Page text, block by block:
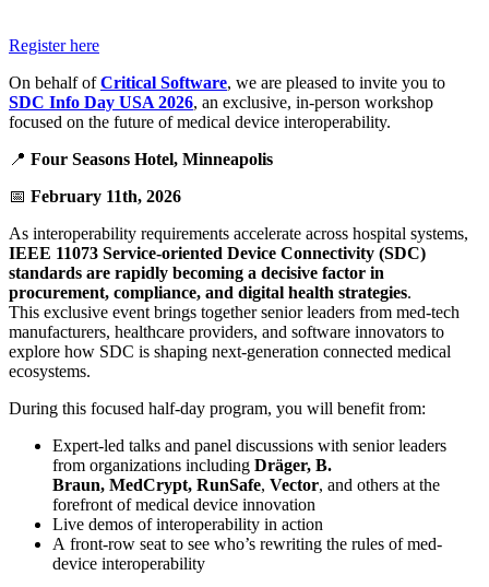
Register here
On behalf ofCritical Software, we are pleased to invite you to
SDC Info Day USA 2026, an exclusive, in-person workshop
focused on the future of medical device interoperability.
📍 Four Seasons Hotel, Minneapolis
📅 February 11th, 2026
As interoperability requirements accelerate across hospital systems,
IEEE 11073 Service-oriented Device Connectivity (SDC)
standards are rapidly becoming a decisive factor in
procurement, compliance, and digital health strategies.
This exclusive event brings together senior leaders from med-tech
manufacturers, healthcare providers, and software innovators to
explore how SDC is shaping next-generation connected medical
ecosystems.
During this focused half-day program, you will benefit from:
Expert-led talks and panel discussions with senior leaders
from organizations including Dräger, B.
Braun, MedCrypt, RunSafe, Vector, and others at the
forefront of medical device innovation
Live demos of interoperability in action
A front-row seat to see who’s rewriting the rules of med-
device interoperability